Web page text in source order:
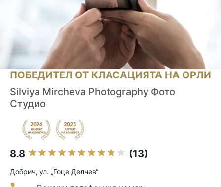
ПОБЕДИТЕЛ ОТ КЛАСАЦИЯТА НА ОРЛИ
Silviya Mircheva Photography Фото
Студио
8.8 (13)
Добрич, ул. „Гоце Делчев“